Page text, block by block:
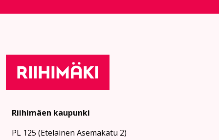
Riihimäen kaupunki
PL 125 (Eteläinen Asemakatu 2)